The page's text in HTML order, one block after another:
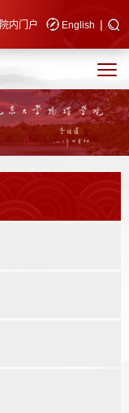
院内门户 English |